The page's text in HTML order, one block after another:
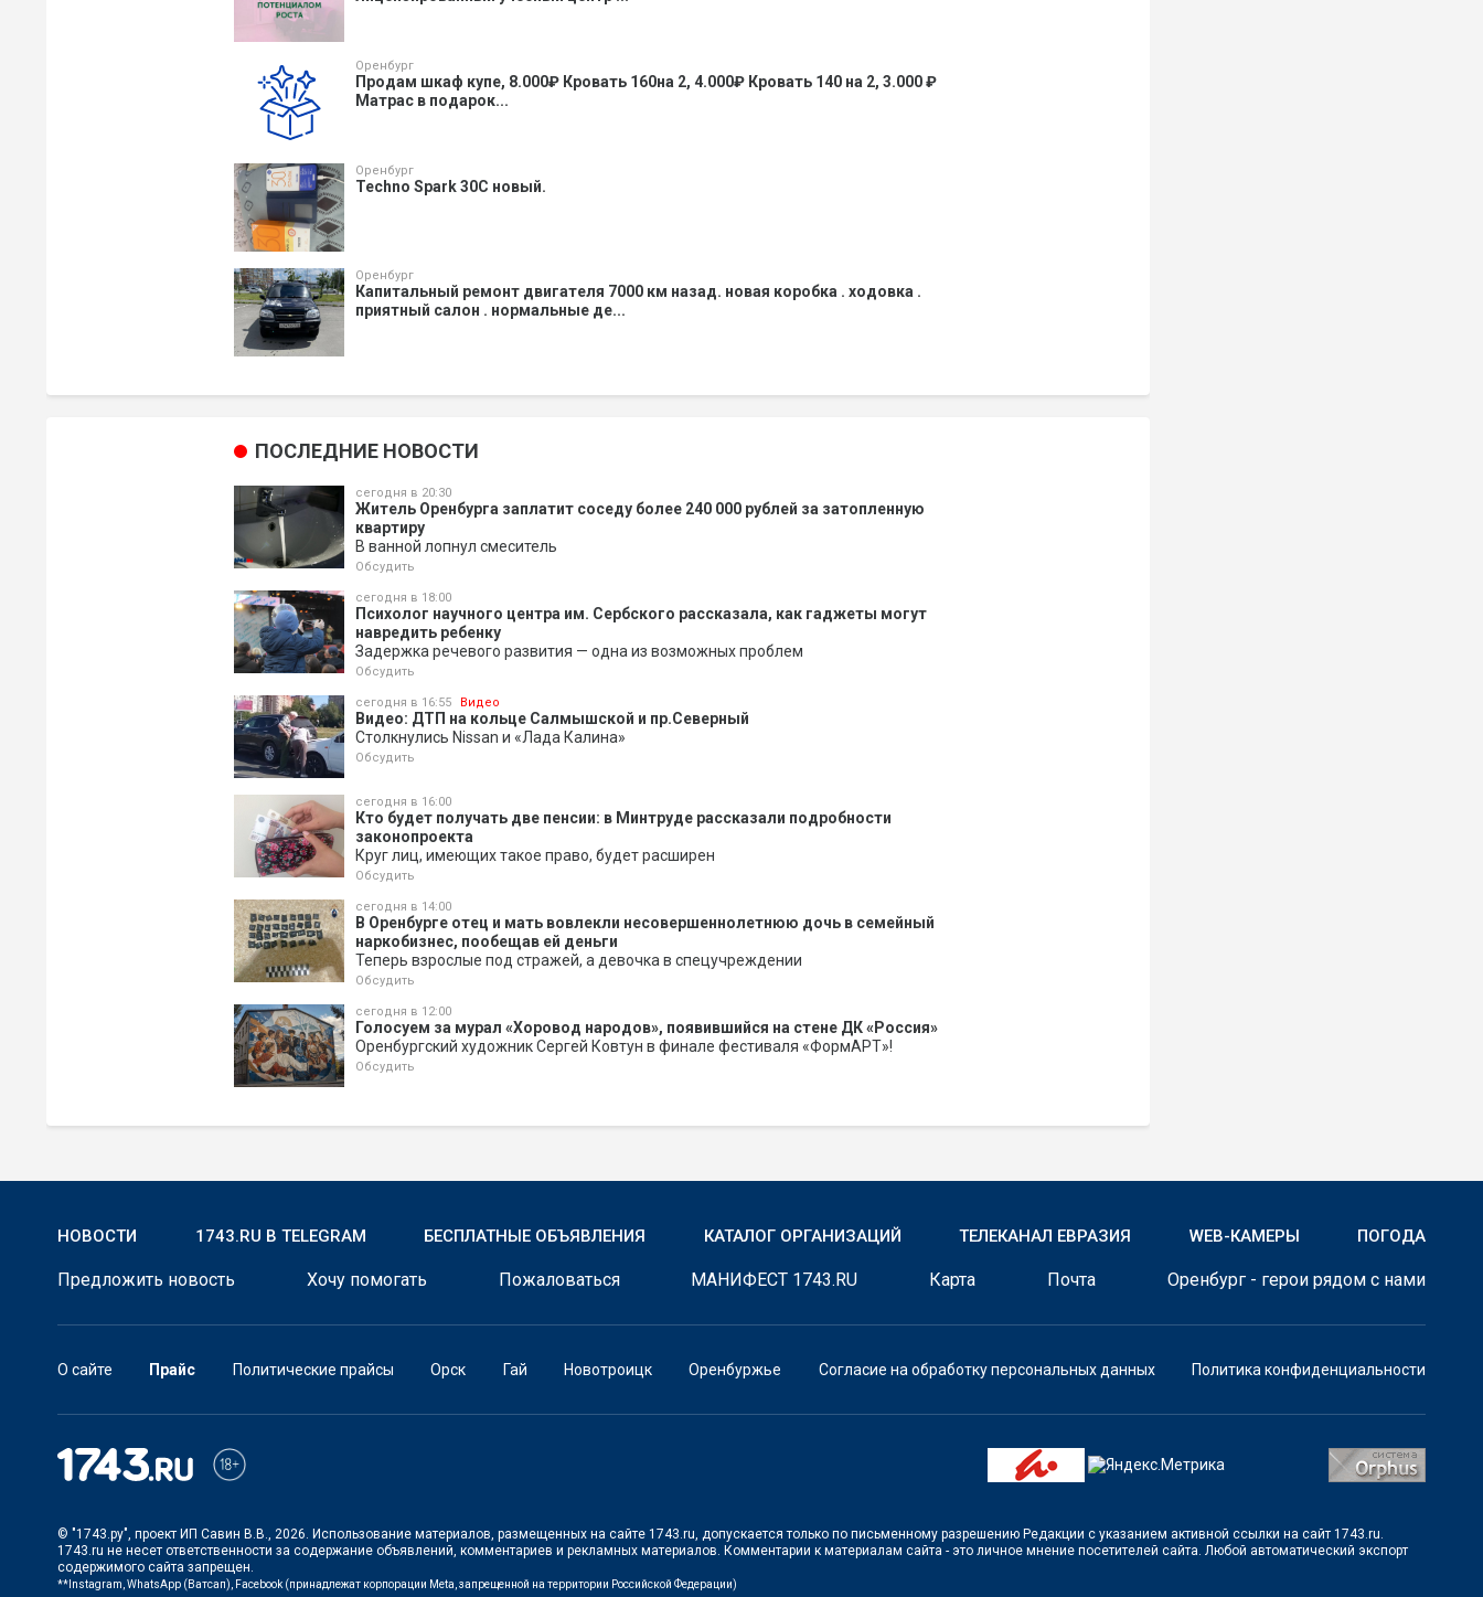
Оренбург
Продам шкаф купе, 8.000₽ Кровать 160на 2, 4.000₽ Кровать 140 на 2, 3.000 ₽
Матрас в подарок...
Оренбург
Techno Spark 30C новый.
Оренбург
Капитальный ремонт двигателя 7000 км назад. новая коробка . ходовка .
приятный салон . нормальные де...
ПОСЛЕДНИЕ НОВОСТИ
сегодня в 20:30
Житель Оренбурга заплатит соседу более 240 000 рублей за затопленную
квартиру
В ванной лопнул смеситель
Обсудить
сегодня в 18:00
Психолог научного центра им. Сербского рассказала, как гаджеты могут
навредить ребенку
Задержка речевого развития — одна из возможных проблем
Обсудить
сегодня в 16:55 Видео
Видео: ДТП на кольце Салмышской и пр.Северный
Столкнулись Nissan и «Лада Калина»
Обсудить
сегодня в 16:00
Кто будет получать две пенсии: в Минтруде рассказали подробности
законопроекта
Круг лиц, имеющих такое право, будет расширен
Обсудить
сегодня в 14:00
В Оренбурге отец и мать вовлекли несовершеннолетнюю дочь в семейный
наркобизнес, пообещав ей деньги
Теперь взрослые под стражей, а девочка в спецучреждении
Обсудить
сегодня в 12:00
Голосуем за мурал «Хоровод народов», появившийся на стене ДК «Россия»
Оренбургский художник Сергей Ковтун в финале фестиваля «ФормАРТ»!
Обсудить
НОВОСТИ 1743.RU В TELEGRAM БЕСПЛАТНЫЕ ОБЪЯВЛЕНИЯ КАТАЛОГ ОРГАНИЗАЦИЙ ТЕЛЕКАНАЛ ЕВРАЗИЯ WEB-КАМЕРЫ ПОГОДА
Предложить новость Хочу помогать Пожаловаться МАНИФЕСТ 1743.RU Карта Почта Оренбург - герои рядом с нами
О сайте Прайс Политические прайсы Орск Гай Новотроицк Оренбуржье Согласие на обработку персональных данных Политика конфиденциальности
© "1743.ру", проект ИП Савин В.В., 2026. Использование материалов, размещенных на сайте 1743.ru, допускается только по письменному разрешению Редакции с указанием активной ссылки на сайт 1743.ru.
1743.ru не несет ответственности за содержание объявлений, комментариев и рекламных материалов. Комментарии к материалам сайта - это личное мнение посетителей сайта. Любой автоматический экспорт
содержимого сайта запрещен.
**Instagram, WhatsApp (Ватсап), Facebook (принадлежат корпорации Meta, запрещенной на территории Российской Федерации)